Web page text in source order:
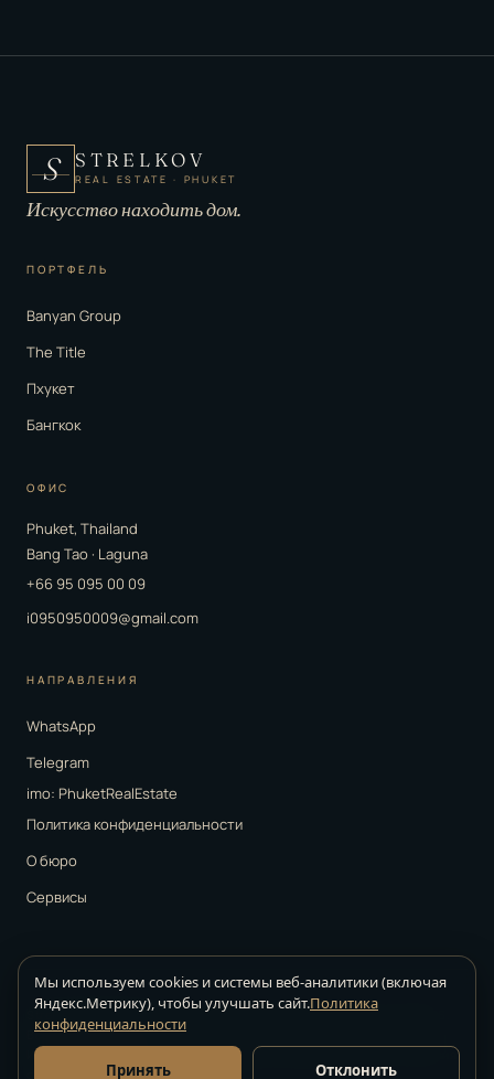
S STRELKOV
REAL ESTATE · PHUKET
Искусство находить дом.
ПОРТФЕЛЬ
Banyan Group
The Title
Пхукет
Бангкок
ОФИС
Phuket, Thailand
Bang Tao · Laguna
+66 95 095 00 09
i0950950009@gmail.com
НАПРАВЛЕНИЯ
WhatsApp
Telegram
imo: PhuketRealEstate
Политика конфиденциальности
О бюро
Сервисы
Strelkov Real Estate ·
агентство недвижимости на Пхукете · © 2026.
Все права защищены
Информация на сайте носит справочный характер. Точные условия
сделок уточняются у куратора.
Мы используем cookies и системы веб-аналитики (включая
Яндекс.Метрику), чтобы улучшать сайт.Политика
конфиденциальности
Принять Отклонить